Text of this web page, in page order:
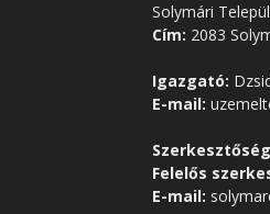
Solymári
Cím: 2083
Igazgató:
E-mail:
Felelős
E-mail: